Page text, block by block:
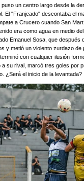
un centro largo desde la
El "Franjeado" descontaba el
a Crucero cuando San
era como agua en medio
Emanuel Sosa, que
y metió un violento zurdazo de
con cualquier ilusión
su rival, marcó tres goles por
¿Será el inicio de la levantada?